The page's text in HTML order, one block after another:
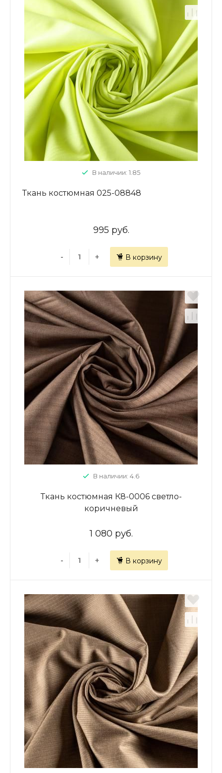
В наличии: 1.85
Ткань костюмная 025-08848
995 руб.
- + В корзину
В наличии: 4.6
Ткань костюмная К8-0006 светло-
коричневый
1 080 руб.
- + В корзину